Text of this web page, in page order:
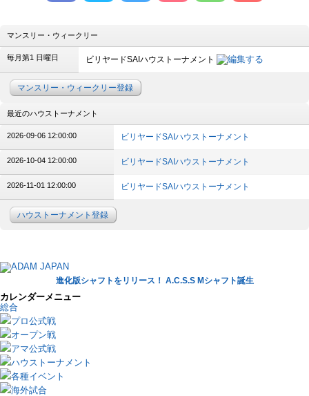
マンスリー・ウィークリー
毎月第1 日曜日 ビリヤードSAIハウストーナメント
マンスリー・ウィークリー登録
最近のハウストーナメント
2026-09-06 12:00:00 ビリヤードSAIハウストーナメント
2026-10-04 12:00:00 ビリヤードSAIハウストーナメント
2026-11-01 12:00:00 ビリヤードSAIハウストーナメント
ハウストーナメント登録
進化版シャフトをリリース！ A.C.S.S Mシャフト誕生
カレンダーメニュー
総合
プロ公式戦
オープン戦
アマ公式戦
ハウストーナメント
各種イベント
海外試合